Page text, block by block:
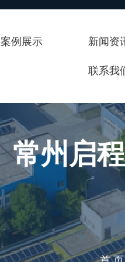
案例展示 新闻资
联系我
常州启